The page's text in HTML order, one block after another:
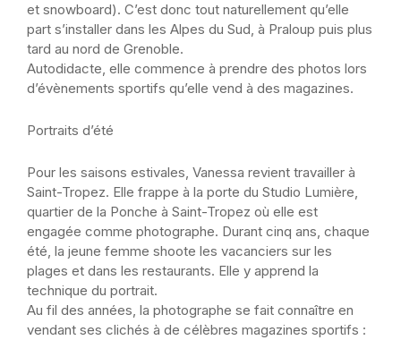
et snowboard). C’est donc tout naturellement qu’elle
part s’installer dans les Alpes du Sud, à Praloup puis plus
tard au nord de Grenoble.
Autodidacte, elle commence à prendre des photos lors
d’évènements sportifs qu’elle vend à des magazines.
Portraits d’été
Pour les saisons estivales, Vanessa revient travailler à
Saint-Tropez. Elle frappe à la porte du Studio Lumière,
quartier de la Ponche à Saint-Tropez où elle est
engagée comme photographe. Durant cinq ans, chaque
été, la jeune femme shoote les vacanciers sur les
plages et dans les restaurants. Elle y apprend la
technique du portrait.
Au fil des années, la photographe se fait connaître en
vendant ses clichés à de célèbres magazines sportifs :